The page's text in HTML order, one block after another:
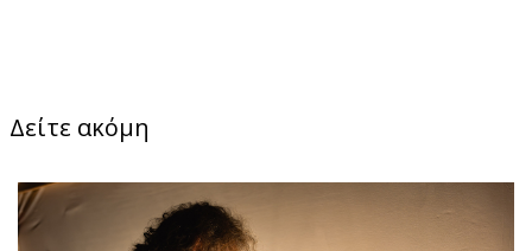
Δείτε ακόμη